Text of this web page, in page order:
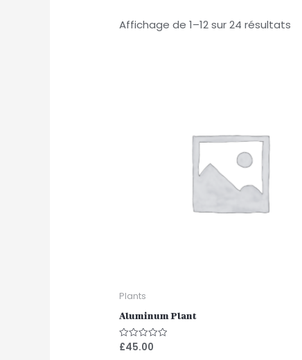
Affichage de 1–12 sur 24 résultats
Plants
Aluminum Plant
Note
0
£45.00